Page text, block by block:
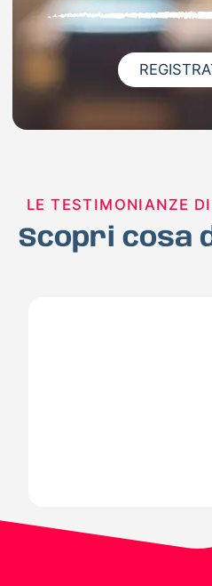
LE TESTIMONIANZE
Scopri cosa